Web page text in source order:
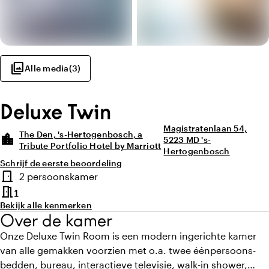
photo_libraryAlle media(3)
Deluxe Twin
location_city The Den, 's-Hertogenbosch, a
Tribute Portfolio Hotel by Marriott
Magistratenlaan 54,
5223 MD 's-
Hertogenbosch
Schrijf de eerste beoordeling
Highlights
door_front
Type kamer
2 persoonskamer
meeting_room1
Bekijk alle kenmerken
Over de kamer
Onze Deluxe Twin Room is een modern ingerichte kamer
van alle gemakken voorzien met o.a. twee éénpersoons-
bedden, bureau, interactieve televisie, walk-in shower,